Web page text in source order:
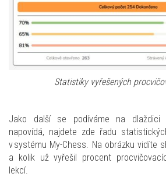
Statistiky vyřešených
Jako další se podíváme na dlaždici
napovídá, najdete zde řadu
v systému My-Chess. Na obrázku vidíte
a kolik už vyřešil procent
lekcí.